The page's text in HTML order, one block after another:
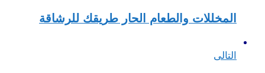
المخللات والطعام الحار طريقك للرشاقة
التالى